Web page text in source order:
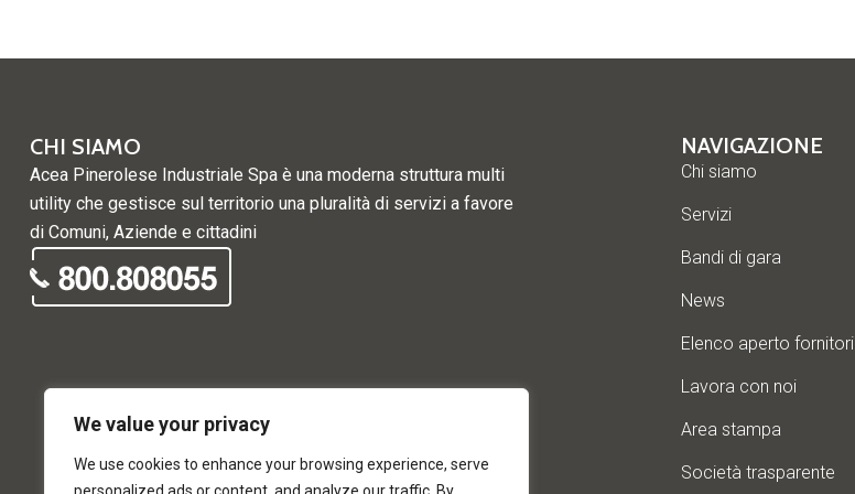
We value your privacy
We use cookies to enhance your browsing experience, serve
CHI SIAMO
Acea Pinerolese Industriale Spa è una moderna struttura multi
utility che gestisce sul territorio una pluralità di servizi a favore
di Comuni, Aziende e cittadini
NAVIGAZIONE
Chi siamo
Servizi
Bandi di gara
News
Elenco aperto fornitori
Lavora con noi
Area stampa
Società trasparente